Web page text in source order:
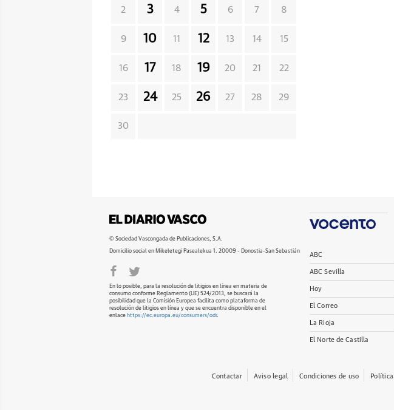
2 3 4 5 6 7 8
9 10 11 12 13 14 15
16 17 18 19 20 21 22
23 24 25 26 27 28 29
30
© Sociedad Vascongada de Publicaciones, S.A.
Domicilio social en Mikeletegi Pasealekua 1. 20009 - Donostia-San Sebastián
En lo posible, para la resolución de litigios en línea en materia de
consumo conforme Reglamento (UE) 524/2013, se buscará la
posibilidad que la Comisión Europea facilita como plataforma de
resolución de litigios en línea y que se encuentra disponible en el
enlace https://ec.europa.eu/consumers/odr.
ABC
ABC Sevilla
Hoy
El Correo
La Rioja
El Norte de Castilla
Contactar Aviso legal Condiciones de uso